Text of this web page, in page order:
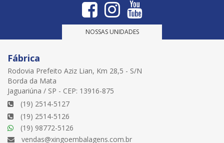
NOSSAS UNIDADES
Fábrica
Rodovia Prefeito Aziz Lian, Km 28,5 - S/N
Borda da Mata
Jaguariúna / SP - CEP: 13916-875
(19) 2514-5127
(19) 2514-5126
(19) 98772-5126
vendas@xingoembalagens.com.br